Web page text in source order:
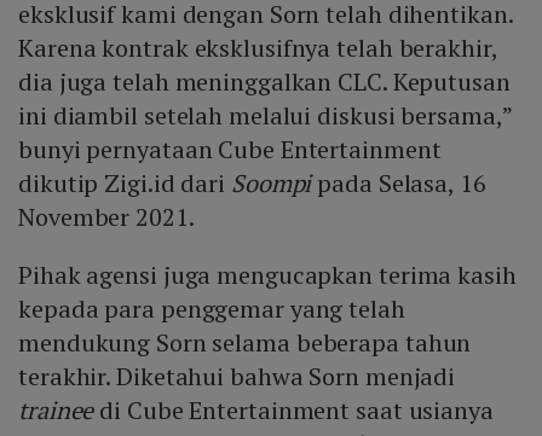
eksklusif kami dengan Sorn telah dihentikan.
Karena kontrak eksklusifnya telah berakhir,
dia juga telah meninggalkan CLC. Keputusan
ini diambil setelah melalui diskusi bersama,”
bunyi pernyataan Cube Entertainment
dikutip Zigi.id dari Soompipada Selasa, 16
November 2021.
Pihak agensi juga mengucapkan terima kasih
kepada para penggemar yang telah
mendukung Sorn selama beberapa tahun
terakhir. Diketahui bahwa Sorn menjadi
traineedi Cube Entertainment saat usianya